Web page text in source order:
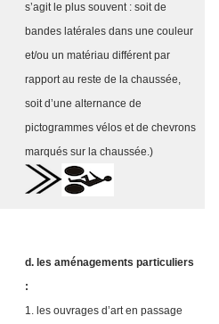
s’agit le plus souvent : soit de
bandes latérales dans une couleur
et/ou un matériau différent par
rapport au reste de la chaussée,
soit d’une alternance de
pictogrammes vélos et de chevrons
marqués sur la chaussée.)
d. les aménagements particuliers
:
1. les ouvrages d’art en passage